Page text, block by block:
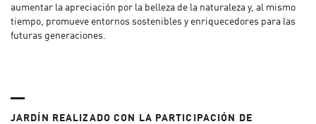
aumentar la apreciación por la belleza de la naturaleza y, al mismo
tiempo, promueve entornos sostenibles y enriquecedores para las
futuras generaciones.
JARDÍN REALIZADO CON LA PARTICIPACIÓN DE